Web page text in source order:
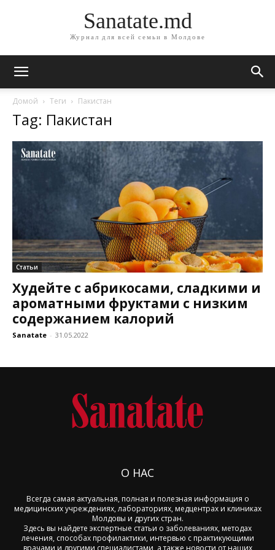
Sanatate.md
Журнал для всей семьи в Молдове
Домой Теги Пакистан
Tag: Пакистан
Статьи
Худейте с абрикосами, сладкими и
ароматными фруктами с низким
содержанием калорий
Sanatate - 31.05.2022
О НАС
Всегда самая актуальная, полная и полезная информация о
медицинских учреждениях, лабораториях, медцентрах и клиниках
Молдовы и других стран.
Здесь вы найдете экспертные статьи о заболеваниях, методах
лечения, способах профилактики, интервью с практикующими
врачами и другими специалистами, а также новости от наших